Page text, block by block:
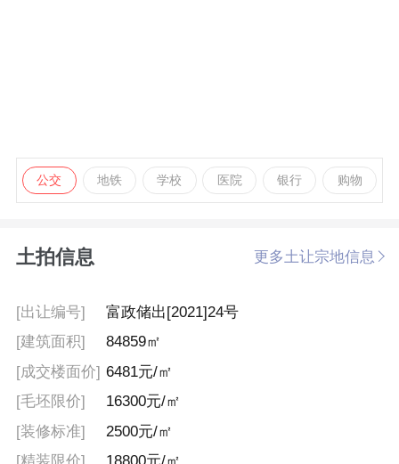
公交 地铁 学校 医院 银行 购物
土拍信息 更多土让宗地信息
[出让编号]
富政储出[2021]24号
[建筑面积]
84859㎡
[成交楼面价] 6481元/㎡
[毛坯限价]
16300元/㎡
[装修标准]
2500元/㎡